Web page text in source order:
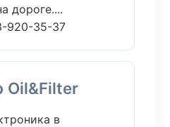
дороге....
920-35-37
Oil&Filter
в